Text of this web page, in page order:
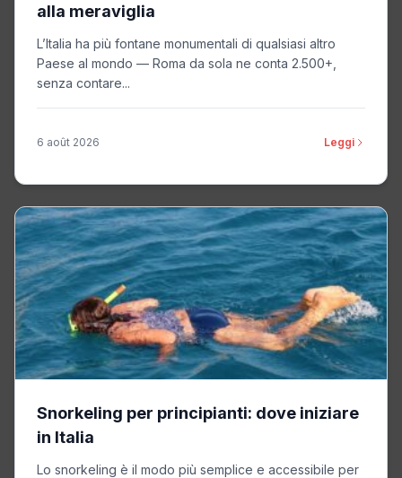
alla meraviglia
L’Italia ha più fontane monumentali di qualsiasi altro
Paese al mondo — Roma da sola ne conta 2.500+,
senza contare...
6 août 2026 Leggi
Snorkeling per principianti: dove iniziare
in Italia
Lo snorkeling è il modo più semplice e accessibile per